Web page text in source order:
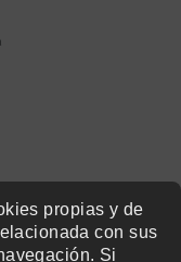
propias y de
con sus
Si